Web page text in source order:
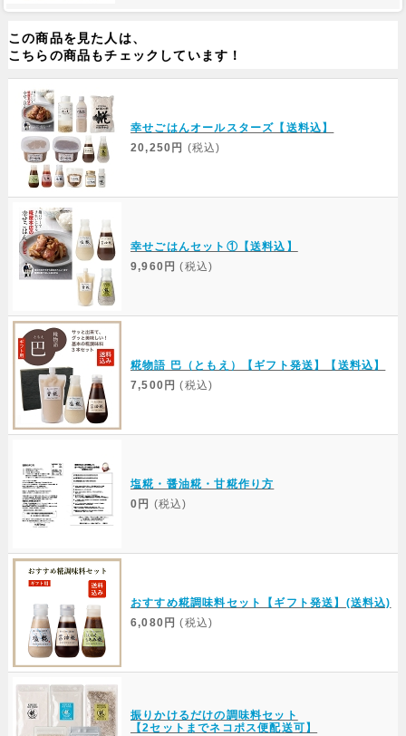
この商品を見た人は、
こちらの商品もチェックしています！
幸せごはんオールスターズ【送料込】
20,250円 (税込)
幸せごはんセット①【送料込】
9,960円 (税込)
糀物語 巴（ともえ）【ギフト発送】【送料込】
7,500円 (税込)
塩糀・醤油糀・甘糀作り方
0円 (税込)
おすすめ糀調味料セット【ギフト発送】(送料込)
6,080円 (税込)
振りかけるだけの調味料セット
【2セットまでネコポス便配送可】